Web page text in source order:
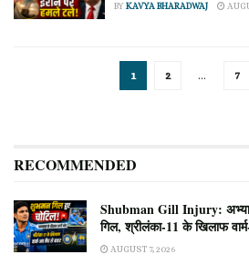
BYKAVYA BHARADWAJ
1 2 … 7
RECOMMENDED
Shubman Gill Injury:
गिल, श्रीलंका-11 के खिलाफ
AUGUST 7, 2026